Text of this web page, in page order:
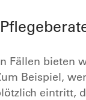
Fällen bieten
Beispiel,
eintritt,